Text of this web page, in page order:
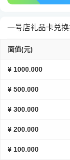
一号店礼品卡兑
面值(元)
¥ 1000.000
¥ 500.000
¥ 300.000
¥ 200.000
¥ 100.000